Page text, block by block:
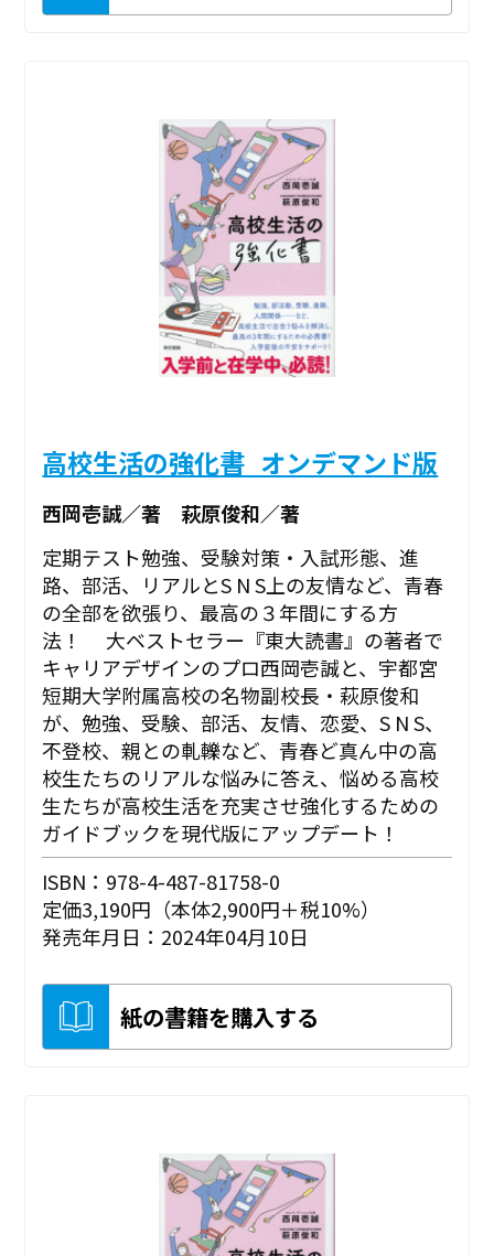
高校生活の強化書_オンデマンド版
西岡壱誠／著 萩原俊和／著
定期テスト勉強、受験対策・入試形態、進
路、部活、リアルとS N S上の友情など、青春
の全部を欲張り、最高の３年間にする方
法！ 大ベストセラー『東大読書』の著者で
キャリアデザインのプロ西岡壱誠と、宇都宮
短期大学附属高校の名物副校長・萩原俊和
が、勉強、受験、部活、友情、恋愛、S N S、
不登校、親との軋轢など、青春ど真ん中の高
校生たちのリアルな悩みに答え、悩める高校
生たちが高校生活を充実させ強化するための
ガイドブックを現代版にアップデート！
ISBN：978-4-487-81758-0
定価3,190円（本体2,900円＋税10%）
発売年月日：2024年04月10日
紙の書籍を購入する